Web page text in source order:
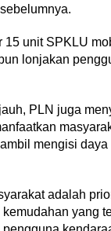
15 unit SPKLU
lonjakan
PLN juga
mengisi daya
adalah
yang